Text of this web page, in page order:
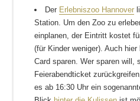
Der Erlebniszoo Hannover
Station. Um den Zoo zu
einplanen, der Eintritt kostet
(für Kinder weniger). Auch
Card sparen. Wer sparen will,
Feierabendticket
es ab 16:30 Uhr ein